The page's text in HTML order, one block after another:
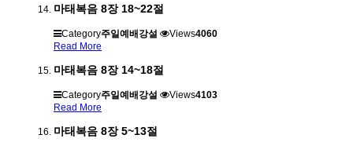
마태복음 8장 18~22절
Category주일예배강설 Views4060
Read More
마태복음 8장 14~18절
Category주일예배강설 Views4103
Read More
마태복음 8장 5~13절